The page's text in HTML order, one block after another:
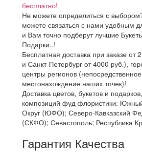
бесплатно!
Не можете определиться с
можете связаться с нами удобным
и Вам точно подберут лучшие
Подарки..!
Бесплатная доставка при заказе от
и Санкт-Петербург от 4000 руб.),
центры регионов (непосредственное
местонахождение наших точек)!
Доставка цветов, букетов и
композиций фуд флористики:
Округ (ЮФО); Северо-Кавказский
(СКФО); Севастополь; Республика
Гарантия Качества